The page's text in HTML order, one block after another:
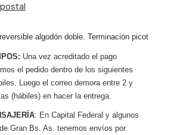
algodón doble. Terminación picot
Una vez acreditado el pago
el pedido dentro de los siguientes
Luego el correo demora entre 2 y
(hábiles) en hacer la entrega.
: En Capital Federal y algunos
Gran Bs. As. tenemos envíos por